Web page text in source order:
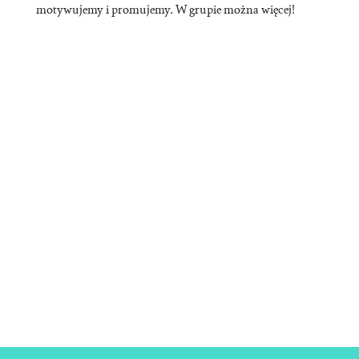
motywujemy i promujemy. W grupie można więcej!